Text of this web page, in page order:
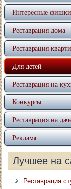
Интересные фишки
Реставрация дома
Реставрация
Для детей
Реставрация на
Конкурсы
Реставрация на
Реклама
Лучшее на
Реставрация